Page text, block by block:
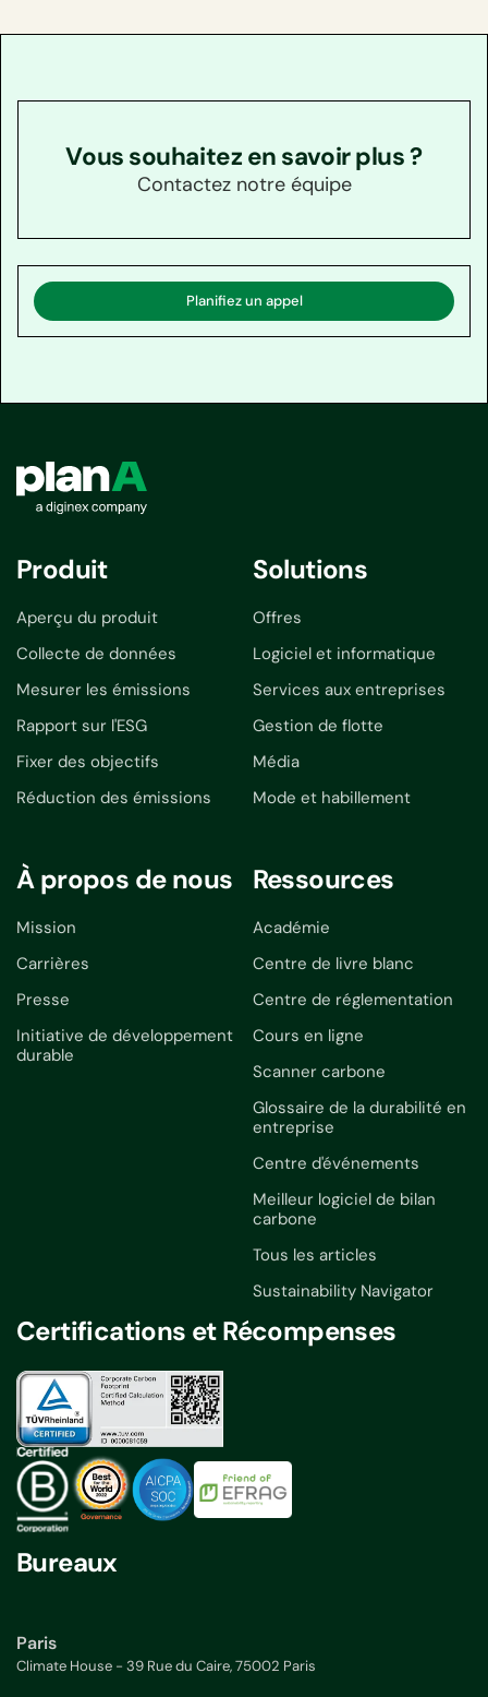
Vous souhaitez en savoir plus ?
Contactez notre équipe
Planifiez un appel
Produit
Aperçu du produit
Collecte de données
Mesurer les émissions
Rapport sur l'ESG
Fixer des objectifs
Réduction des émissions
Solutions
Offres
Logiciel et informatique
Services aux entreprises
Gestion de flotte
Média
Mode et habillement
À propos de nous
Mission
Carrières
Presse
Initiative de développement
durable
Ressources
Académie
Centre de livre blanc
Centre de réglementation
Cours en ligne
Scanner carbone
Glossaire de la durabilité en
entreprise
Centre d'événements
Meilleur logiciel de bilan
carbone
Tous les articles
Sustainability Navigator
Certifications et Récompenses
Bureaux
Paris
Climate House - 39 Rue du Caire, 75002 Paris